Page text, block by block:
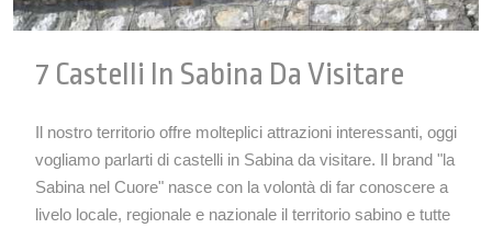
7 Castelli In Sabina Da Visitare
Il nostro territorio offre molteplici attrazioni interessanti, oggi
vogliamo parlarti di castelli in Sabina da visitare. Il brand "la
Sabina nel Cuore" nasce con la volontà di far conoscere a
livelo locale, regionale e nazionale il territorio sabino e tutte